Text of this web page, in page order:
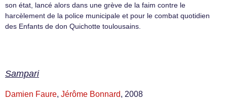
son état, lancé alors dans une grève de la faim contre le
harcèlement de la police municipale et pour le combat quotidien
des Enfants de don Quichotte toulousains.
Sampari
Damien Faure, Jérôme Bonnard, 2008